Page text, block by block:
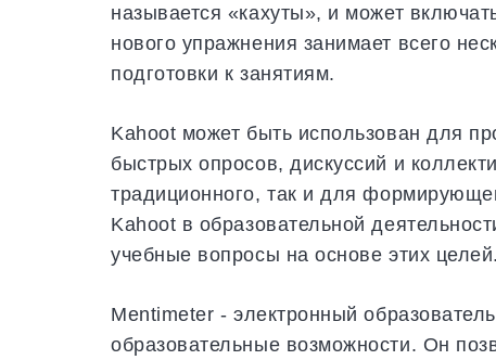
называется «кахуты», и может
нового упражнения занимает всего
подготовки к занятиям.
Kahoot может быть использован для
быстрых опросов, дискуссий и
традиционного, так и для
Kahoot в образовательной
учебные вопросы на основе этих целей.
Mentimeter - электронный
образовательные возможности. Он